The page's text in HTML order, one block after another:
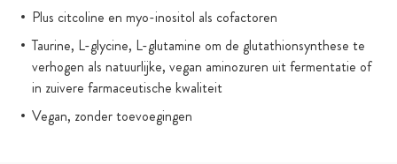
Plus citcoline en myo-inositol als cofactoren
Taurine, L-glycine, L-glutamine om de glutathionsynthese te
verhogen als natuurlijke, vegan aminozuren uit fermentatie of
in zuivere farmaceutische kwaliteit
Vegan, zonder toevoegingen